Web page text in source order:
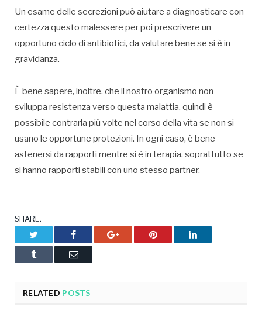
Un esame delle secrezioni può aiutare a diagnosticare con
certezza questo malessere per poi prescrivere un
opportuno ciclo di antibiotici, da valutare bene se si è in
gravidanza.
È bene sapere, inoltre, che il nostro organismo non
sviluppa resistenza verso questa malattia, quindi è
possibile contrarla più volte nel corso della vita se non si
usano le opportune protezioni. In ogni caso, è bene
astenersi da rapporti mentre si è in terapia, soprattutto se
si hanno rapporti stabili con uno stesso partner.
SHARE.
Facebook Google+ Pinterest LinkedIn
Tumblr Email
RELATED POSTS